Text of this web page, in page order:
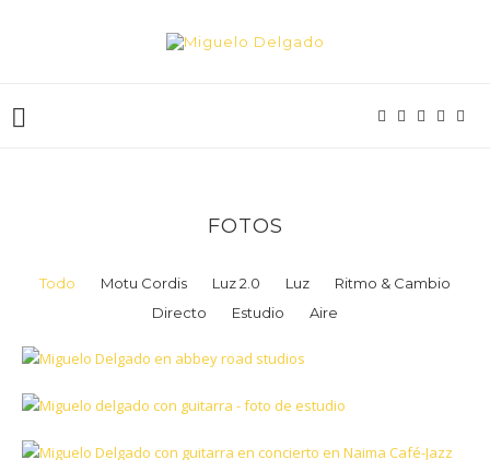
FOTOS
Todo Motu Cordis Luz 2.0 Luz
Ritmo & Cambio
Directo
Estudio Aire